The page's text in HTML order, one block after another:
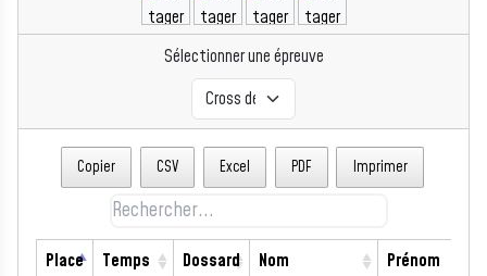
Sélectionner une épreuve
Copier CSV Excel PDF Imprimer
Place Temps Dossard Nom Prénom